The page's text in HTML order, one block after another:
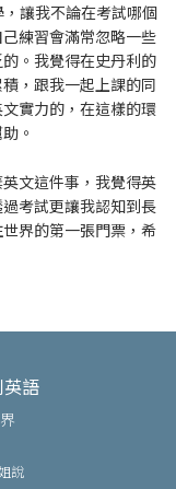
讓我不論在考試哪個
練習會滿常忽略一些
。我覺得在史丹利的
，跟我一起上課的同
實力的，在這樣的環
。
文這件事，我覺得英
考試更讓我認知到長
界的第一張門票，希
語
說